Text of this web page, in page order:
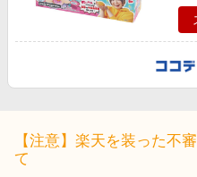
【注意】楽天を装った不
て